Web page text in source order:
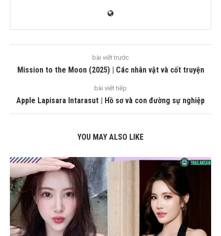
bài viết trước
Mission to the Moon (2025) | Các nhân vật và cốt truyện
bài viết tiếp
Apple Lapisara Intarasut | Hồ sơ và con đường sự nghiệp
YOU MAY ALSO LIKE